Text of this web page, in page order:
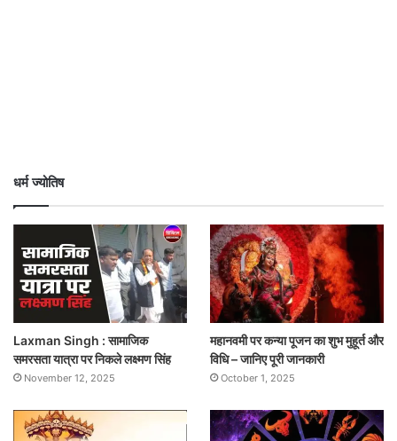
धर्म ज्योतिष
Laxman Singh : सामाजिक
समरसता यात्रा पर निकले लक्ष्मण सिंह
November 12, 2025
महानवमी पर कन्या पूजन का शुभ मुहूर्त और
विधि – जानिए पूरी जानकारी
October 1, 2025